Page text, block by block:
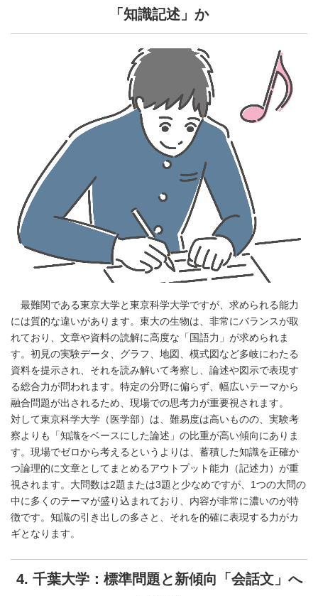
「知識記述」か
最難関である東京大学と東京科学大学ですが、求められる能力
には質的な違いがあります。東大の生物は、非常にバランスが取
れており、文章や資料の読解に高度な「国語力」が求められま
す。初見の実験データ、グラフ、地図、模式図など多岐にわたる
資料を提示され、それを読み解いて考察し、論述や図示で表現す
る総合力が問われます。特定の分野に偏らず、幅広いテーマから
融合問題が出されるため、現場での思考力が重要視されます。
対して東京科学大学（医学部）は、難易度は高いものの、実験考
察よりも「知識をベースにした論述」の比重が高い傾向にありま
す。現場でゼロから考えるというよりは、蓄積した知識を正確か
つ論理的に文章としてまとめるアウトプット能力（記述力）が重
視されます。大問数は2題または3題と少なめですが、1つの大問の
中に多くのテーマが盛り込まれており、内容が非常に濃いのが特
徴です。知識の引き出しの多さと、それを的確に表現する力がカ
ギとなります。
4. 千葉大学：標準問題と新傾向「会話文」へ